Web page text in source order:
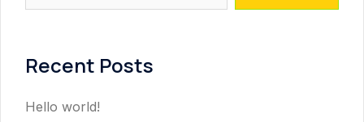
Recent Posts
Hello world!